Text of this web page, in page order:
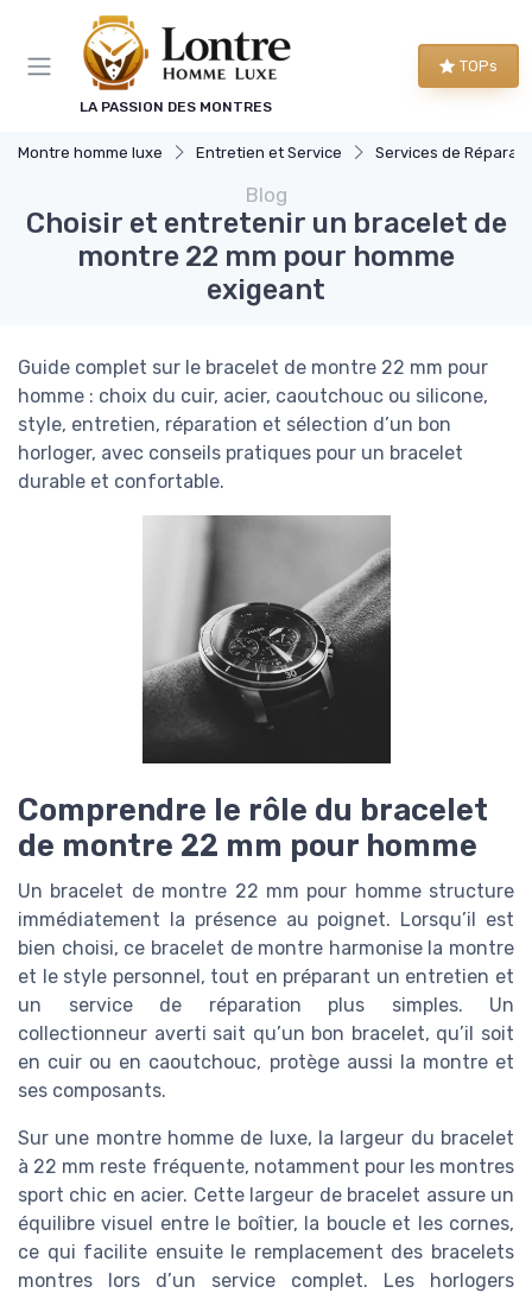
LA PASSION DES MONTRES
TOPs
Montre homme luxe Entretien et Service Services de
Blog
Choisir et entretenir un bracelet de
montre 22 mm pour homme
exigeant
Guide complet sur le bracelet de montre 22 mm pour
homme : choix du cuir, acier, caoutchouc ou silicone,
style, entretien, réparation et sélection d’un bon
horloger, avec conseils pratiques pour un bracelet
durable et confortable.
Comprendre le rôle du bracelet
de montre 22 mm pour homme
Un bracelet de montre 22 mm pour homme structure
immédiatement la présence au poignet. Lorsqu’il est
bien choisi, ce bracelet de montre harmonise la montre
et le style personnel, tout en préparant un entretien et
un service de réparation plus simples. Un
collectionneur averti sait qu’un bon bracelet, qu’il soit
en cuir ou en caoutchouc, protège aussi la montre et
ses composants.
Sur une montre homme de luxe, la largeur du bracelet
à 22 mm reste fréquente, notamment pour les montres
sport chic en acier. Cette largeur de bracelet assure un
équilibre visuel entre le boîtier, la boucle et les cornes,
ce qui facilite ensuite le remplacement des bracelets
montres lors d’un service complet. Les horlogers
Panneau de gestion des cookies